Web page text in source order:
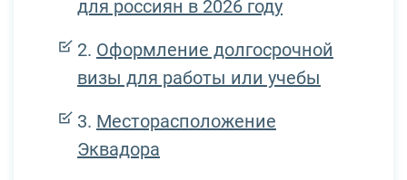
для россиян в 2026 году
Оформление долгосрочной
визы для работы или учебы
Месторасположение
Эквадора